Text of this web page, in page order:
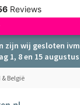
Reviews
zijn wij gesloten ivm
1, 8 en 15 augustus
België